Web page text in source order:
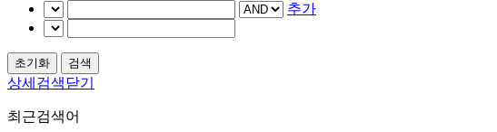
추가
상세검색닫기
최근검색어